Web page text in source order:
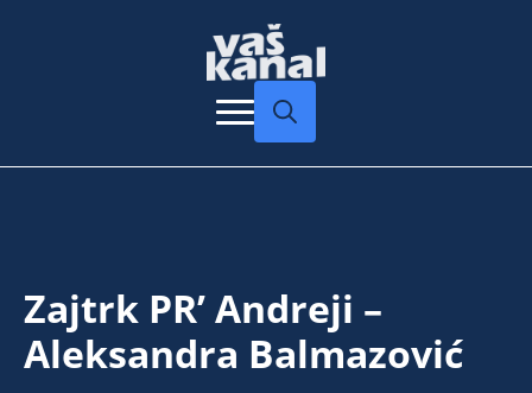
Zajtrk PR’ Andreji –
Aleksandra Balmazović